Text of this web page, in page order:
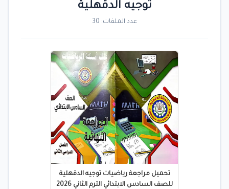
توجيه الدقهلية
عدد الملفات: 30
تحميل مراجعة رياضيات توجيه الدقهلية
للصف السادس الابتدائي الترم الثاني 2026